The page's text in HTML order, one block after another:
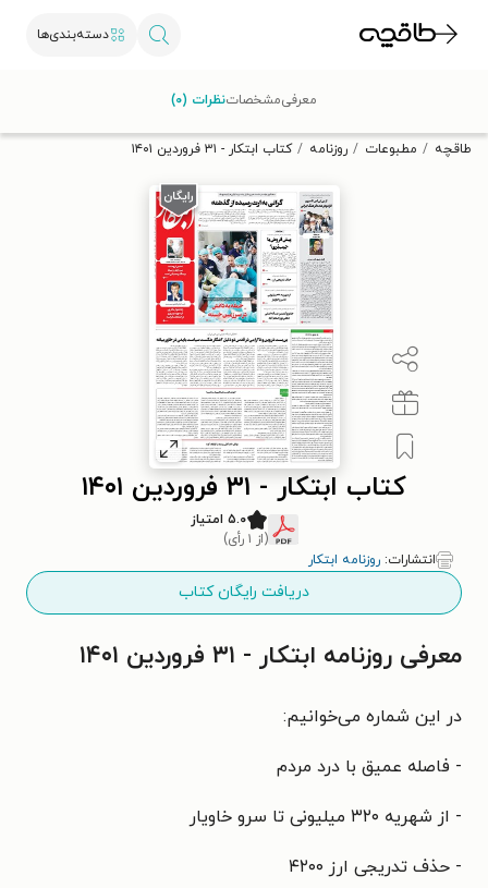
دسته‌بندی‌ها
تخفیف از طاقچه دریافت کن.
طاقچه مطبوعات روزنامه کتاب ابتکار - ۳۱ فروردین ۱۴۰۱
کتاب ابتکار - ۳۱ فروردین ۱۴۰۱
۵.۰ امتیاز
(از ۱ رأی)
انتشارات: روزنامه ابتکار
دریافت رایگان کتاب
معرفیمشخصاتنظرات (۰)
معرفی روزنامه ابتکار - ۳۱ فروردین ۱۴۰۱
در این شماره می‌خوانیم:
- فاصله عمیق با درد مردم
- از شهریه ۳۲۰ میلیونی تا سرو خاویار
- حذف تدریجی ارز ۴۲۰۰